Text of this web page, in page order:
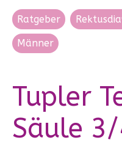
Ratgeber
Männer
Tupler
Säule